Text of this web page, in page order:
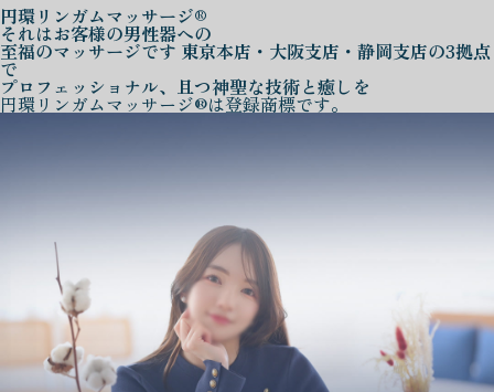
円環リンガムマッサージ®
それはお客様の男性器への
至福のマッサージです 東京本店・大阪支店・静岡支店の3拠点
で
プロフェッショナル、且つ神聖な技術と癒しを
円環リンガムマッサージ®は登録商標です。